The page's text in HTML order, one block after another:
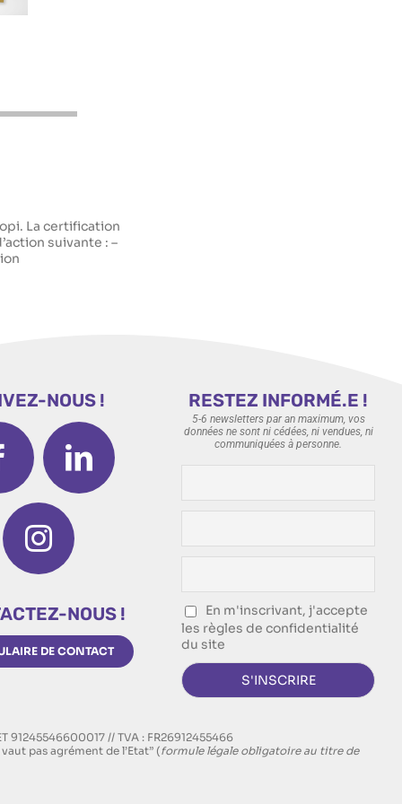
La certification
suivante : –
NOUS !
NOUS !
DE CONTACT
RESTEZ INFORMÉ.E !
5-6 newsletters par an maximum, vos
données ne sont ni cédées, ni vendues, ni
communiquées à personne.
En m'inscrivant, j'accepte
les règles de confidentialité
du site
91245546600017 // TVA : FR26912455466
pas agrément de l’Etat” (formule légale obligatoire au titre de